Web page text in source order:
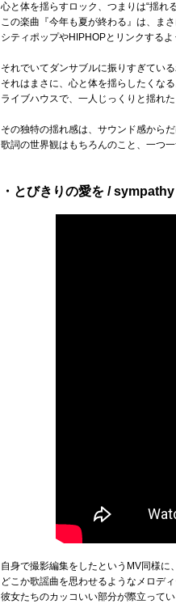
心と体を揺らすロック、つまりは“揺れ
この楽曲『今年も夏が終わる』は、ま
シティポップやHIPHOPとリンクする
それでいてダンサブルに振りすぎてい
それはまさに、心と体を揺らしたくな
ライブハウスで、一人じっくりと揺れた
その独特の揺れ感は、サウンド感から
歌詞の世界観はもちろんのこと、一つ
・とびきりの愛を / sympathy
自身で撮影編集をしたというMV同様に
どこか歌謡曲を思わせるようなメロデ
彼女たちのカッコいい部分が際立って